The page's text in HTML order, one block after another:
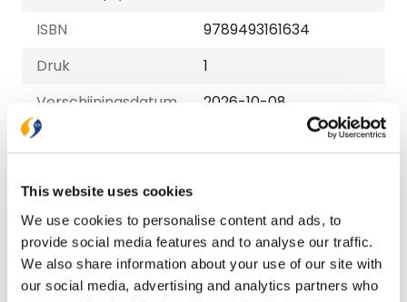
This website uses cookies
We use cookies to personalise content and ads, to
provide social media features and to analyse our traffic.
We also share information about your use of our site with
our social media, advertising and analytics partners who
ISBN
9789493161634
Druk
1
Verschijningsdatum
2026-10-08
NUR-code
Nederlands
Aantal pagina's
324
Serie
Adveniat